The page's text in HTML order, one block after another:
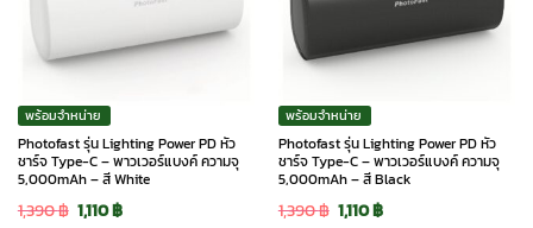
พร้อมจำหน่าย
Photofast รุ่น Lighting Power PD หัว
ชาร์จ Type-C – พาวเวอร์แบงค์ ความจุ
5,000mAh – สี White
1,390฿ Original
1,110฿Current
พร้อมจำหน่าย
Photofast รุ่น Lighting Power PD หัว
ชาร์จ Type-C – พาวเวอร์แบงค์ ความจุ
5,000mAh – สี Black
1,390฿ Original
1,110฿Current